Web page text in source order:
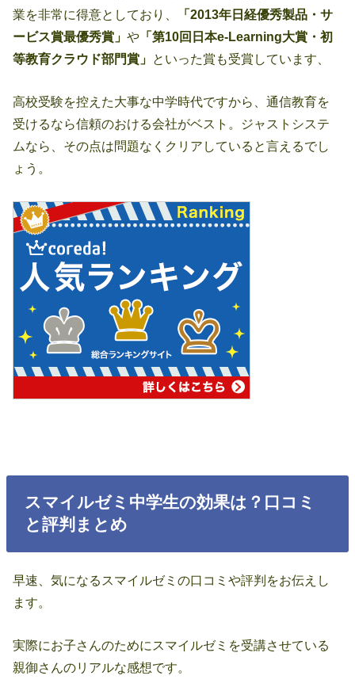
業を非常に得意としており、
「2013年日経優秀製品・サ
ービス賞最優秀賞」や 「第10回日本e-Learning大賞・初
等教育クラウド部門賞」
といった賞も受賞しています、
高校受験を控えた大事な中学時代ですから、通信教育を
受けるなら信頼のおける会社がベスト。ジャストシステ
ムなら、その点は問題なくクリアしていると言えるでし
ょう。
スマイルゼミ中学生の効果は？口コミ
と評判まとめ
早速、気になるスマイルゼミの口コミや評判をお伝えし
ます。
実際にお子さんのためにスマイルゼミを受講させている
親御さんのリアルな感想です。